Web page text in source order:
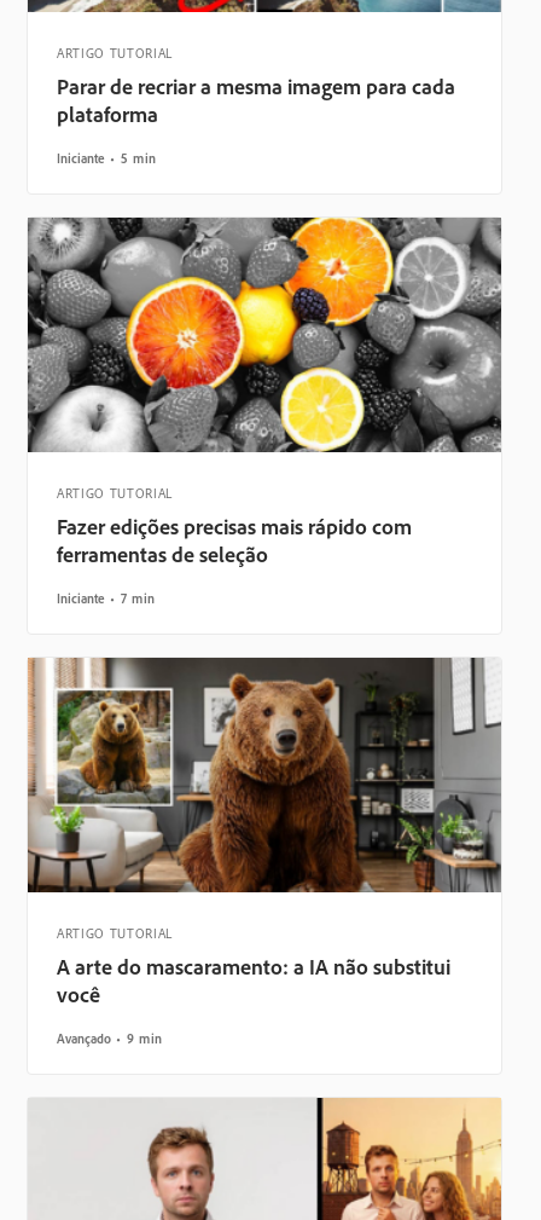
ARTIGO TUTORIAL
Parar de recriar a mesma imagem para cada
plataforma
Iniciante 5 min
ARTIGO TUTORIAL
Fazer edições precisas mais rápido com
ferramentas de seleção
Iniciante 7 min
ARTIGO TUTORIAL
A arte do mascaramento: a IA não substitui
você
Avançado 9 min